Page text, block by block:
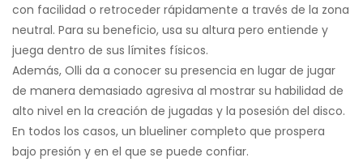
con facilidad o retroceder rápidamente a través de la zona
neutral. Para su beneficio, usa su altura pero entiende y
juega dentro de sus límites físicos.
Además, Olli da a conocer su presencia en lugar de jugar
de manera demasiado agresiva al mostrar su habilidad de
alto nivel en la creación de jugadas y la posesión del disco.
En todos los casos, un blueliner completo que prospera
bajo presión y en el que se puede confiar.